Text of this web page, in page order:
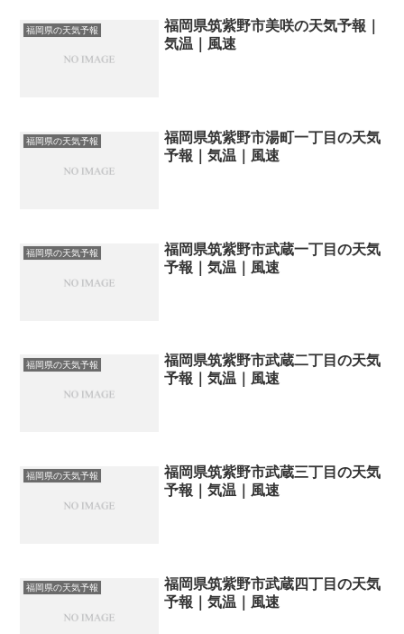
福岡県の天気予報
福岡県筑紫野市美咲の天気予報｜
気温｜風速
福岡県の天気予報
福岡県筑紫野市湯町一丁目の天気
予報｜気温｜風速
福岡県の天気予報
福岡県筑紫野市武蔵一丁目の天気
予報｜気温｜風速
福岡県の天気予報
福岡県筑紫野市武蔵二丁目の天気
予報｜気温｜風速
福岡県の天気予報
福岡県筑紫野市武蔵三丁目の天気
予報｜気温｜風速
福岡県の天気予報
福岡県筑紫野市武蔵四丁目の天気
予報｜気温｜風速